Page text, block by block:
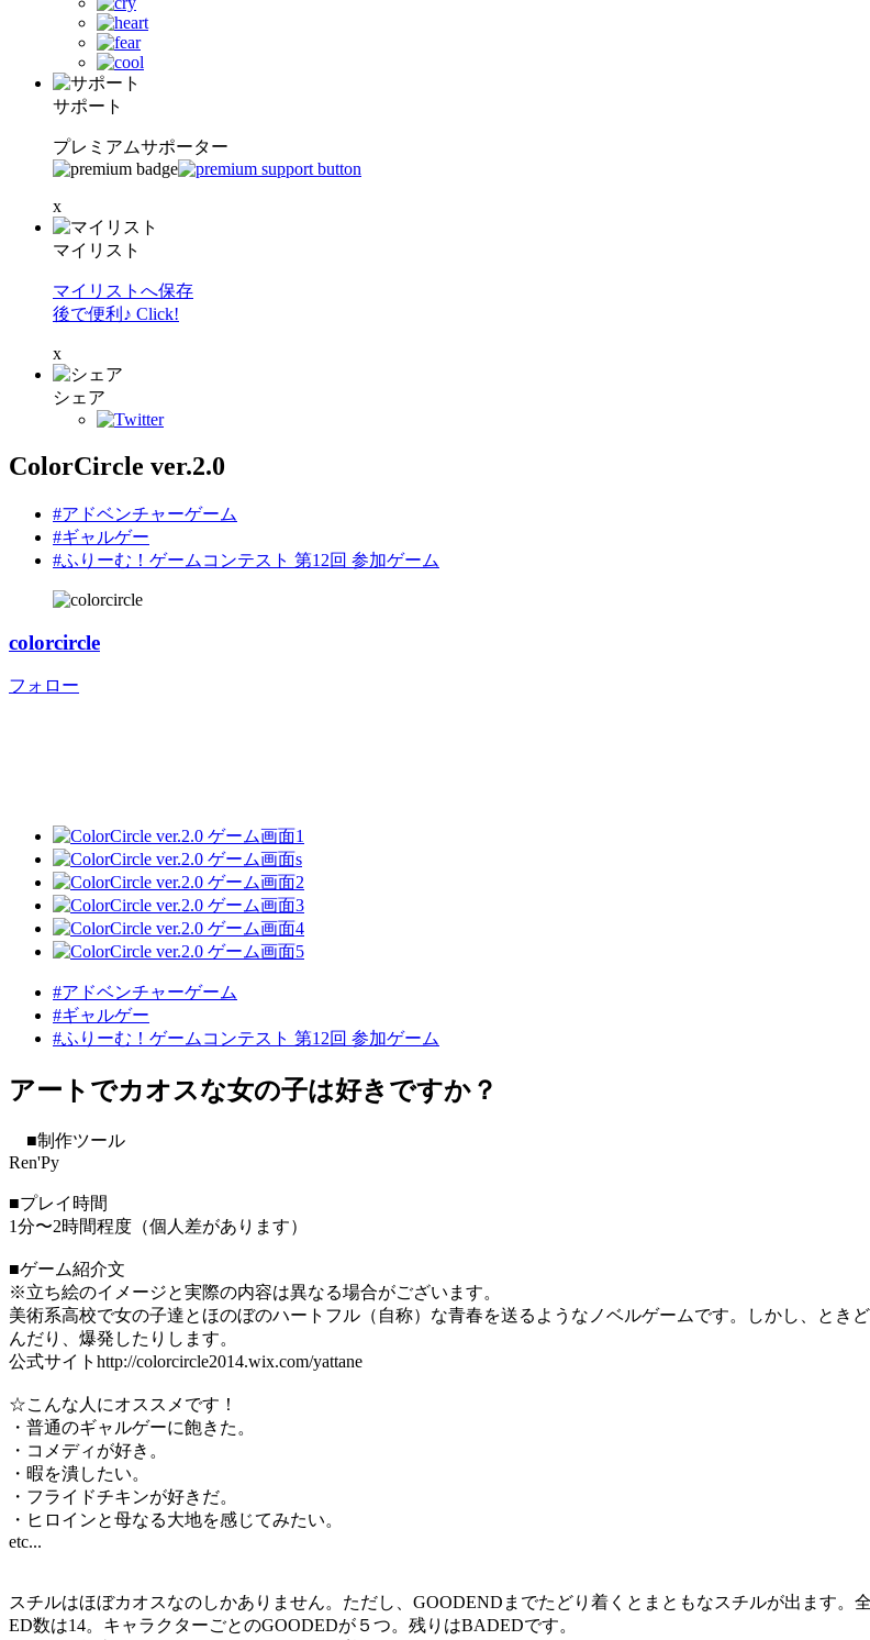
サポート
プレミアムサポーター
x
マイリスト
マイリストへ保存
後で便利♪ Click!
x
シェア
ColorCircle ver.2.0
#アドベンチャーゲーム
#ギャルゲー
#ふりーむ！ゲームコンテスト 第12回 参加ゲーム
colorcircle
フォロー
#アドベンチャーゲーム
#ギャルゲー
#ふりーむ！ゲームコンテスト 第12回 参加ゲーム
アートでカオスな女の子は好きですか？
■制作ツール
Ren'Py
■プレイ時間
1分〜2時間程度（個人差があります）
■ゲーム紹介文
※立ち絵のイメージと実際の内容は異なる場合がございます。
美術系高校で女の子達とほのぼのハートフル（自称）な青春を送るようなノベルゲームです。しかし、と
んだり、爆発したりします。
公式サイトhttp://colorcircle2014.wix.com/yattane
☆こんな人にオススメです！
・普通のギャルゲーに飽きた。
・コメディが好き。
・暇を潰したい。
・フライドチキンが好きだ。
・ヒロインと母なる大地を感じてみたい。
etc...
スチルはほぼカオスなのしかありません。ただし、GOODENDまでたどり着くとまともなスチルが出ます。全
ED数は14。キャラクターごとのGOODEDが５つ。残りはBADEDです。